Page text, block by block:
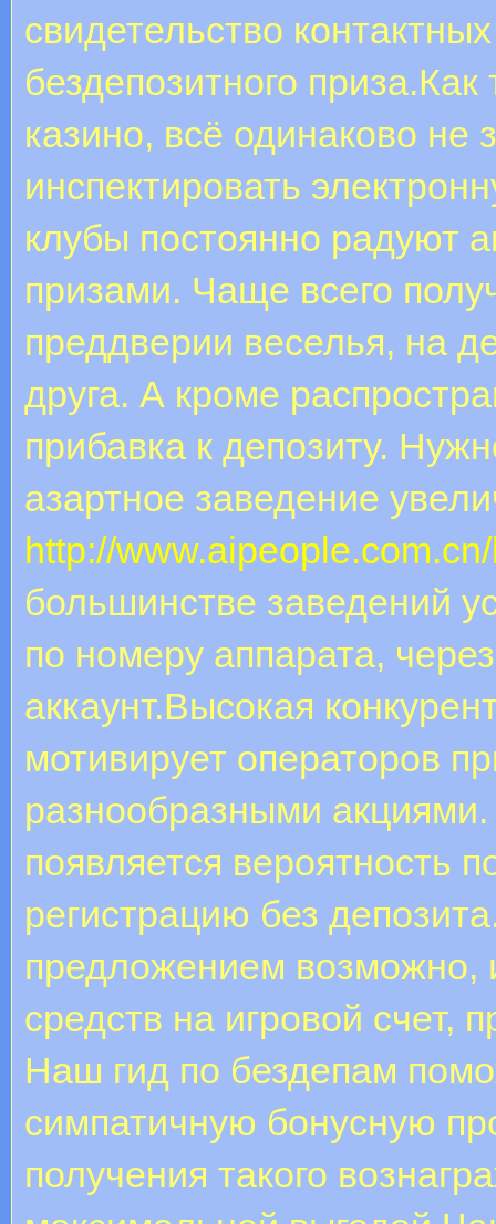
свидетельство
бездепозитного
казино, всё одинаково не
инспектировать
клубы постоянно радуют
призами. Чаще всего
преддверии веселья, на
друга. А кроме
прибавка к депозиту.
азартное заведение
http://
большинстве заведений
по номеру аппарата,
аккаунт.Высокая
мотивирует операторов
разнообразными
появляется вероятность
регистрацию без
предложением возможно,
средств на игровой счет,
Наш гид по бездепам
симпатичную бонусную
получения такого